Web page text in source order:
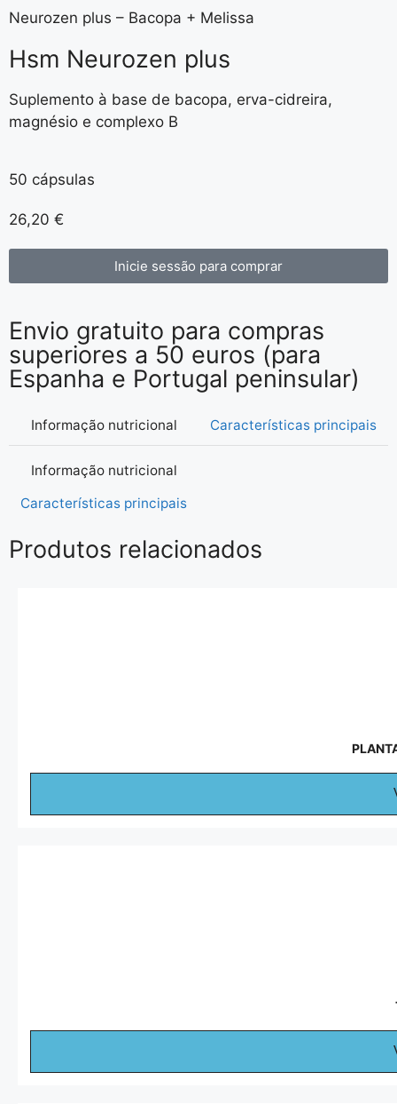
Neurozen plus – Bacopa + Melissa
Hsm Neurozen plus
Suplemento à base de bacopa, erva-cidreira,
magnésio e complexo B
50 cápsulas
26,20 €
Inicie sessão para comprar
Envio gratuito para compras
superiores a 50 euros (para
Espanha e Portugal peninsular)
Informação nutricional Características principais
Informação nutricional
Características principais
Produtos relacionados